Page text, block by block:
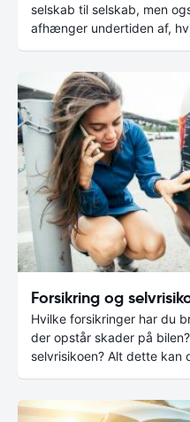
selskab til selskab, men
afhænger undertiden af,
Forsikring og
Hvilke forsikringer har du
der opstår skader på
selvrisikoen? Alt dette kan